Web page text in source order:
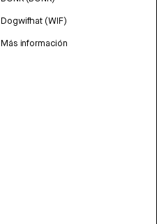
Dogwifhat (WIF)
Más información